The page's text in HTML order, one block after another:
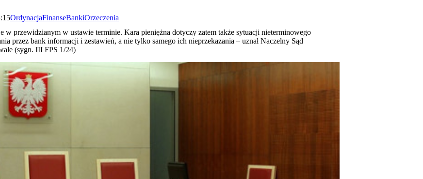
OrdynacjaFinanseBankiOrzeczenia
w przewidzianym w ustawie terminie. Kara pieniężna dotyczy zatem także sytuacji nieterminowego
przez bank informacji i zestawień, a nie tylko samego ich nieprzekazania – uznał Naczelny Sąd
(sygn. III FPS 1/24)